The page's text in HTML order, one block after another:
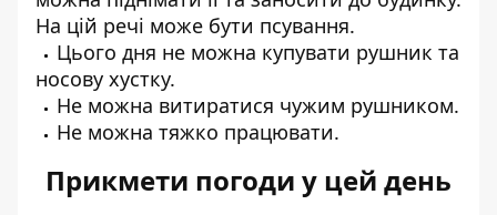
На цій речі може бути псування.
Цього дня не можна купувати рушник та
носову хустку.
Не можна витиратися чужим рушником.
Не можна тяжко працювати.
Прикмети погоди у цей день